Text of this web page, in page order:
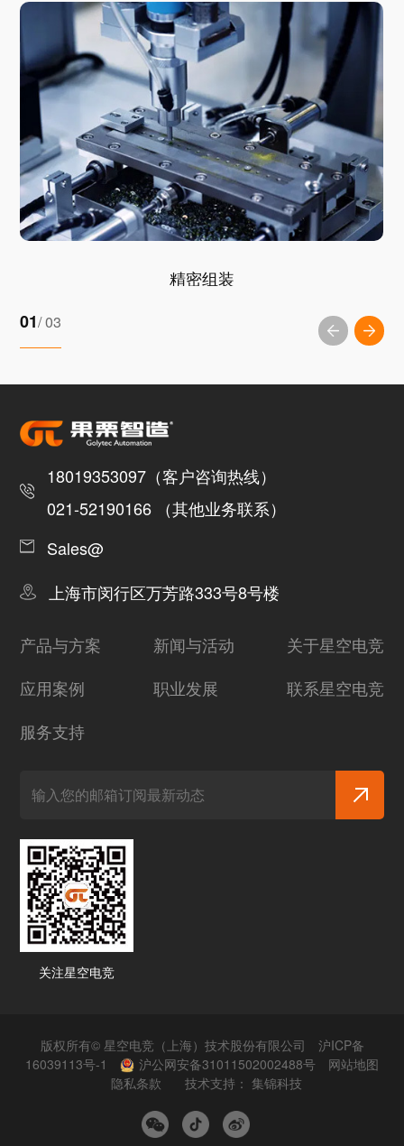
精密组装
01/ 03
18019353097（客户咨询热线）
021-52190166 （其他业务联系）
Sales@
上海市闵行区万芳路333号8号楼
产品与方案
应用案例
服务支持
新闻与活动
职业发展
关于星空电竞
联系星空电竞
关注星空电竞
版权所有© 星空电竞（上海）技术股份有限公司
沪ICP备
16039113号-1
沪公网安备31011502002488号
网站地图
隐私条款
技术支持： 集锦科技